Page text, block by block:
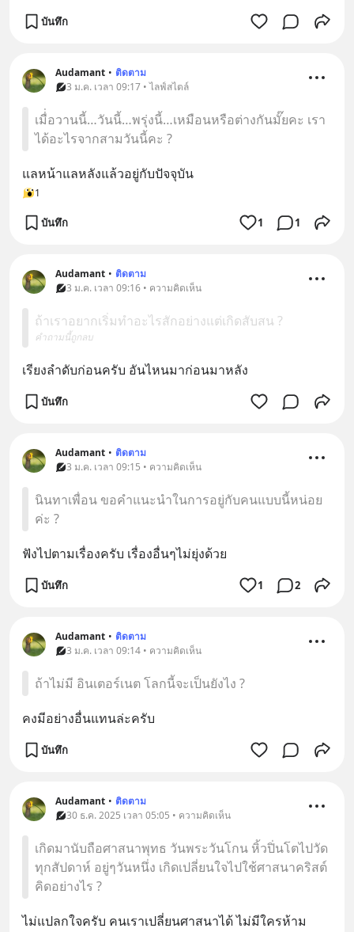
บันทึก
Audamant • ติดตาม
3 ม.ค. เวลา 09:17 • ไลฟ์สไตล์
เมื่่อวานนี้…วันนี้…พรุ่งนี้…เหมือนหรือต่างกันมั๊ยคะ เรา
ได้อะไรจากสามวันนี้คะ ?
แลหน้าแลหลังแล้วอยู่กับปัจจุบัน
1
บันทึก 1 1
Audamant • ติดตาม
3 ม.ค. เวลา 09:16 • ความคิดเห็น
ถ้าเราอยากเริ่มทำอะไรสักอย่างแต่เกิดสับสน ?
คำถามนี้ถูกลบ
เรียงลำดับก่อนครับ อันไหนมาก่อนมาหลัง
บันทึก
Audamant • ติดตาม
3 ม.ค. เวลา 09:15 • ความคิดเห็น
นินทาเพื่อน ขอคำแนะนำในการอยู่กับคนแบบนี้หน่อย
ค่ะ ?
ฟังไปตามเรื่องครับ เรื่องอื่นๆไม่ยุ่งด้วย
บันทึก 1 2
Audamant • ติดตาม
3 ม.ค. เวลา 09:14 • ความคิดเห็น
ถ้าไม่มี อินเตอร์เนต โลกนี้จะเป็นยังไง ?
คงมีอย่างอื่นแทนล่ะครับ
บันทึก
Audamant • ติดตาม
30 ธ.ค. 2025 เวลา 05:05 • ความคิดเห็น
เกิดมานับถือศาสนาพุทธ วันพระวันโกน หิ้วปิ่นโตไปวัด
ทุกสัปดาห์ อยู่ๆวันหนึ่ง เกิดเปลี่ยนใจไปใช้ศาสนาคริสต์
คิดอย่างไร ?
ไม่แปลกใจครับ คนเราเปลี่ยนศาสนาได้ ไม่มีใครห้าม